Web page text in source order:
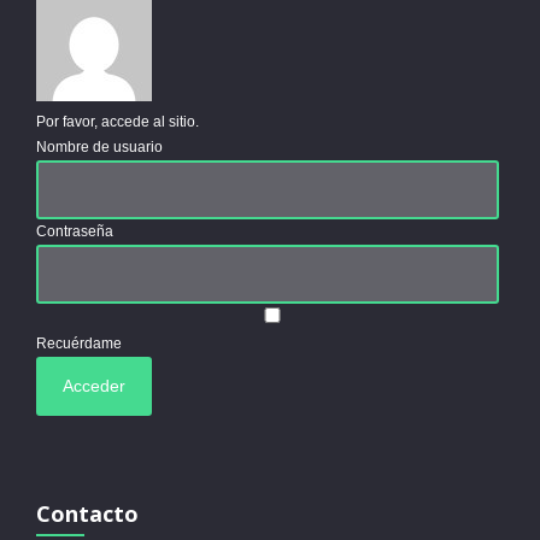
Por favor, accede al sitio.
Nombre de usuario
Contraseña
Recuérdame
Contacto